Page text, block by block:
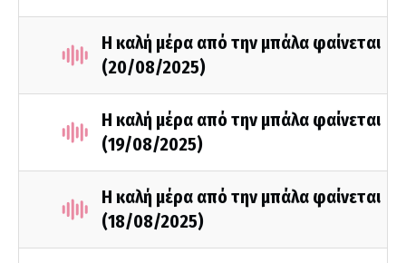
Η καλή μέρα από την μπάλα φαίνεται
(20/08/2025)
Η καλή μέρα από την μπάλα φαίνεται
(19/08/2025)
Η καλή μέρα από την μπάλα φαίνεται
(18/08/2025)